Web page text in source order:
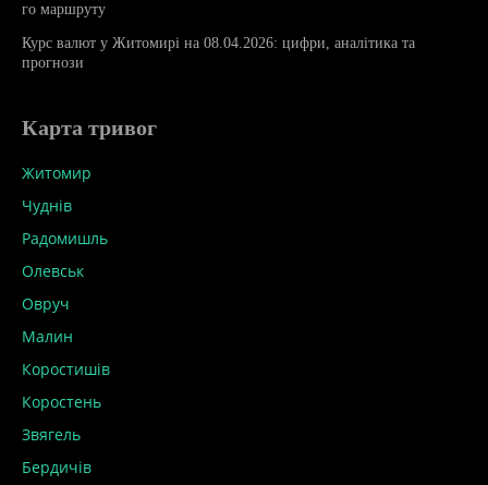
го маршруту
Курс валют у Житомирі на 08.04.2026: цифри, аналітика та
прогнози
Карта тривог
Житомир
Чуднів
Радомишль
Олевськ
Овруч
Малин
Коростишів
Коростень
Звягель
Бердичів